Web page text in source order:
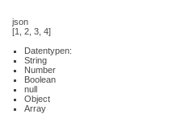
json
[1, 2, 3, 4]
Datentypen:
String
Number
Boolean
null
Object
Array